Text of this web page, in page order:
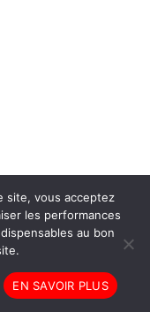
site, vous acceptez
les performances
au bon
EN SAVOIR PLUS